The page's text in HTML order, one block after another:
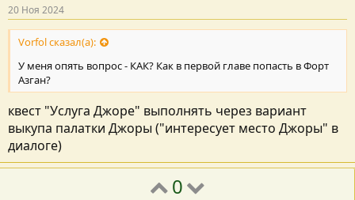
20 Ноя 2024
Vorfol сказал(а):
У меня опять вопрос - КАК? Как в первой главе попасть в Форт
Азган?
квест "Услуга Джоре" выполнять через вариант
выкупа палатки Джоры ("интересует место Джоры" в
диалоге)
0